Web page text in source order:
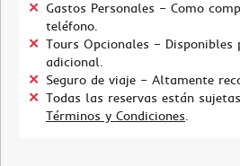
Gastos Personales – Como
teléfono.
Tours Opcionales – Disponibles
adicional.
Seguro de viaje – Altamente
Todas las reservas están
Términos y Condiciones.